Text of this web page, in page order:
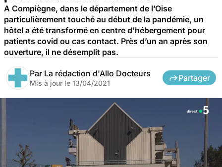
A Compiègne, dans le département de l’Oise
particulièrement touché au début de la pandémie, un
hôtel a été transformé en centre d’hébergement pour
patients covid ou cas contact. Près d’un an après son
ouverture, il ne désemplit pas.
Par La rédaction d'Allo Docteurs
Mis à jour le 13/04/2021
Partager